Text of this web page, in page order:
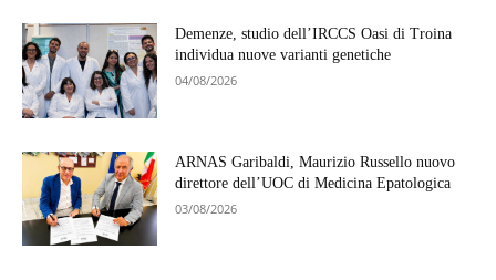
Demenze, studio dell’IRCCS Oasi di Troina
individua nuove varianti genetiche
04/08/2026
ARNAS Garibaldi, Maurizio Russello nuovo
direttore dell’UOC di Medicina Epatologica
03/08/2026